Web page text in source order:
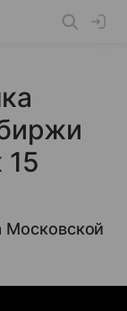
15
Московской